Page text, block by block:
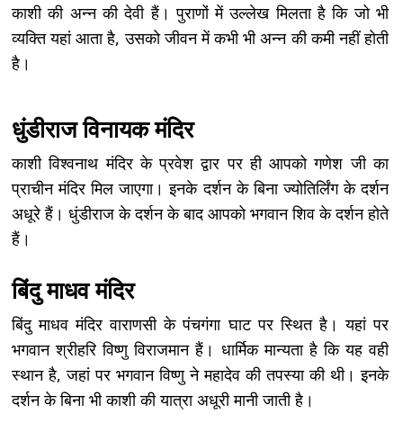
काशी की अन्न की देवी हैं। पुराणों में उल्लेख मिलता है कि जो भी
व्यक्ति यहां आता है, उसको जीवन में कभी भी अन्न की कमी नहीं होती
है।
धुंडीराज विनायक मंदिर
काशी विश्वनाथ मंदिर के प्रवेश द्वार पर ही आपको गणेश जी का
प्राचीन मंदिर मिल जाएगा। इनके दर्शन के बिना ज्योतिर्लिंग के दर्शन
अधूरे हैं। धुंडीराज के दर्शन के बाद आपको भगवान शिव के दर्शन होते
हैं।
बिंदु माधव मंदिर
बिंदु माधव मंदिर वाराणसी के पंचगंगा घाट पर स्थित है। यहां पर
भगवान श्रीहरि विष्णु विराजमान हैं। धार्मिक मान्यता है कि यह वही
स्थान है, जहां पर भगवान विष्णु ने महादेव की तपस्या की थी। इनके
दर्शन के बिना भी काशी की यात्रा अधूरी मानी जाती है।